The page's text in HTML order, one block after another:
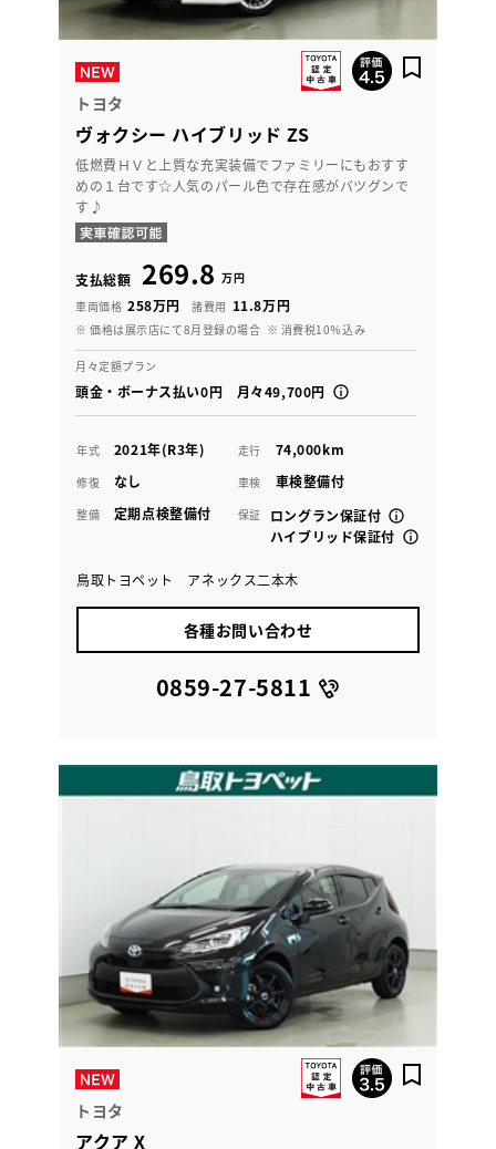
トヨタ
ヴォクシー ハイブリッド ZS
低燃費ＨＶと上質な充実装備でファミリーにもおすす
めの１台です☆人気のパール色で存在感がバツグンで
す♪
支払総額 269.8 万円
車両価格 258万円 諸費用 11.8万円
※ 価格は展示店にて8月登録の場合 ※ 消費税10％込み
月々定額プラン
頭金・ボーナス払い0円 月々49,700円
年式 2021年(R3年) 走行 74,000km
修復 なし 車検 車検整備付
整備 定期点検整備付 保証
ロングラン保証付
ハイブリッド保証付
鳥取トヨペット アネックス二本木
各種お問い合わせ
0859-27-5811
トヨタ
アクア X